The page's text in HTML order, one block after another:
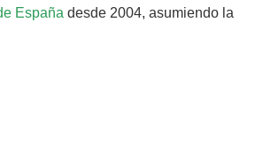
España desde 2004, asumiendo la